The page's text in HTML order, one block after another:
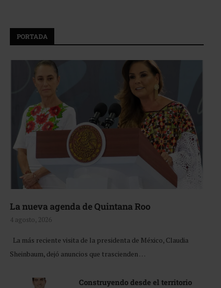
PORTADA
La nueva agenda de Quintana Roo
4 agosto, 2026
La más reciente visita de la presidenta de México, Claudia
Sheinbaum, dejó anuncios que trascienden …
Construyendo desde el territorio